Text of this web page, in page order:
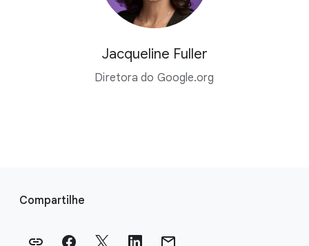
Jacqueline Fuller
Diretora do Google.org
Compartilhe